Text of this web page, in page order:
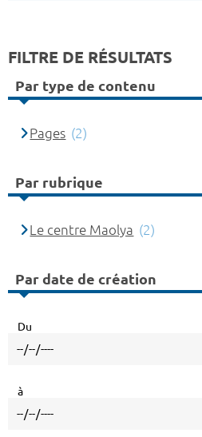
FILTRE DE RÉSULTATS
Par type de contenu
Pages (2)
Par rubrique
Le centre Maolya (2)
Par date de création
Du
à